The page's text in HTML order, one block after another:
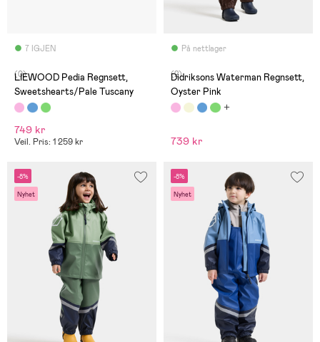
7 IGJEN
(0)
LIEWOOD Pedia Regnsett,
Sweetshearts/Pale Tuscany
749 kr
Veil. Pris: 1 259 kr
På nettlager
(2)
Didriksons Waterman Regnsett,
Oyster Pink
739 kr
-8%
Nyhet
-8%
Nyhet